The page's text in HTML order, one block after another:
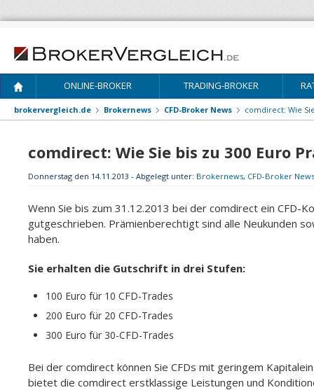
ONLINE-BROKER TRADING-BROKER
brokervergleich.de Brokernews CFD-Broker News comdirect: Wie
comdirect: Wie Sie bis zu 300 Euro
Donnerstag den 14.11.2013 - Abgelegt unter: Brokernews, CFD-Broker News
Wenn Sie bis zum 31.12.2013 bei der comdirect ein CFD-
gutgeschrieben. Prämienberechtigt sind alle Neukunden
haben.
Sie erhalten die Gutschrift in drei Stufen:
100 Euro für 10 CFD-Trades
200 Euro für 20 CFD-Trades
300 Euro für 30-CFD-Trades
Bei der comdirect können Sie CFDs mit geringem
bietet die comdirect erstklassige Leistungen und